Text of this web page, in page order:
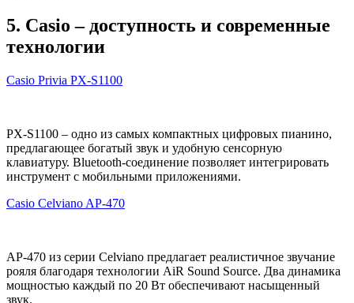
5. Casio – доступность и современные
технологии
Casio Privia PX-S1100
PX-S1100 – одно из самых компактных цифровых пианино,
предлагающее богатый звук и удобную сенсорную
клавиатуру. Bluetooth-соединение позволяет интегрировать
инструмент с мобильными приложениями.
Casio Celviano AP-470
AP-470 из серии Celviano предлагает реалистичное звучание
рояля благодаря технологии AiR Sound Source. Два динамика
мощностью каждый по 20 Вт обеспечивают насыщенный
звук.